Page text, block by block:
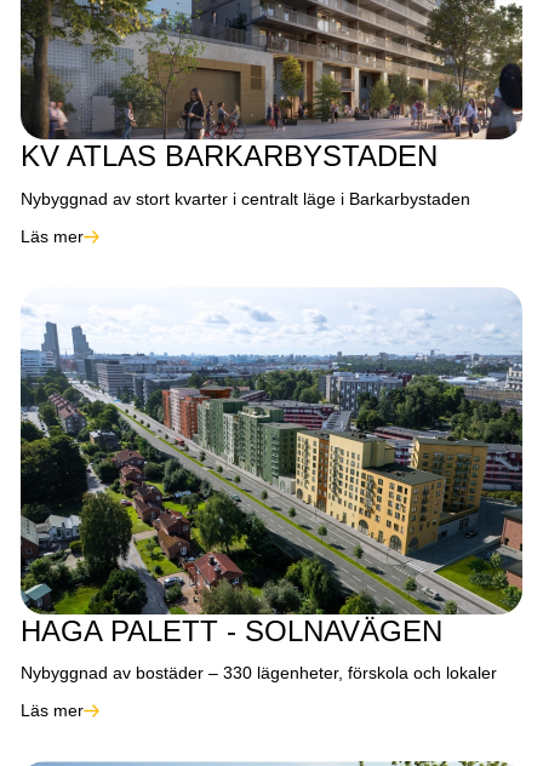
KV ATLAS BARKARBYSTADEN
Nybyggnad av stort kvarter i centralt läge i Barkarbystaden
Läs mer
HAGA PALETT - SOLNAVÄGEN
Nybyggnad av bostäder – 330 lägenheter, förskola och lokaler
Läs mer